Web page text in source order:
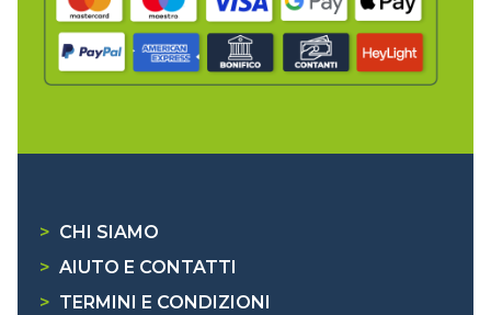
> CHI SIAMO
> AIUTO E CONTATTI
> TERMINI E CONDIZIONI